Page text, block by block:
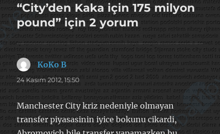
“City’den Kaka için 175 milyon
pound” için 2 yorum
KoKo Bdedi
ki:
24 Kasım 2012, 15:50
Manchester City kriz nedeniyle olmayan
transfer piyasasinin iyice bokunu cikardi,